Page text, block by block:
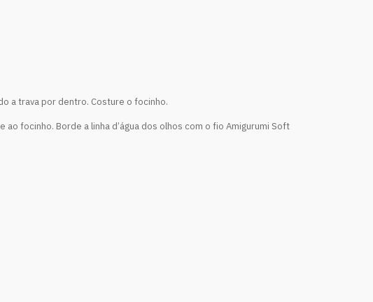
a trava por dentro. Costure o focinho.
focinho. Borde a linha d’água dos olhos com o fio Amigurumi Soft